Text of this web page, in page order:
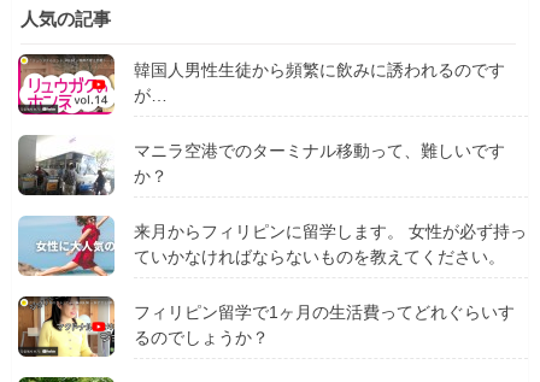
人気の記事
韓国人男性生徒から頻繁に飲みに誘われるのです
が…
マニラ空港でのターミナル移動って、難しいです
か？
来月からフィリピンに留学します。 女性が必ず持っ
ていかなければならないものを教えてください。
フィリピン留学で1ヶ月の生活費ってどれぐらいす
るのでしょうか？